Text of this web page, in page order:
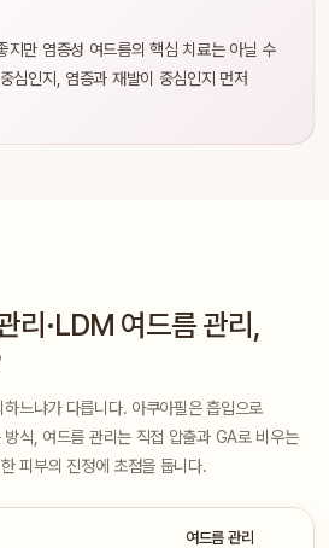
지만 염증성 여드름의 핵심 치료는 아닐 수
심인지, 염증과 재발이 중심인지 먼저
리·LDM 여드름 관리,
느냐가 다릅니다. 아쿠아필은 흡입으로
식, 여드름 관리는 직접 압출과 GA로 비우는
피부의 진정에 초점을 둡니다.
여드름 관리